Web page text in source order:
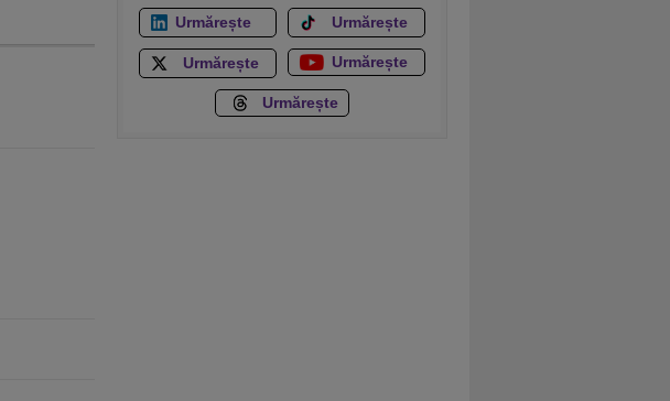
Urmărește Urmărește
Urmărește Urmărește
Urmărește